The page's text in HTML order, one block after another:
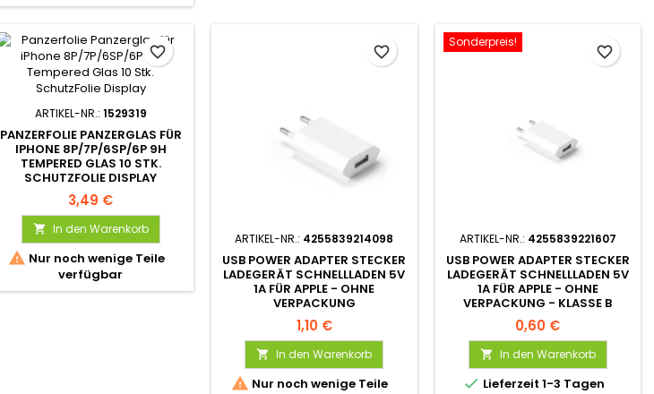
ARTIKEL-NR.: 1529319
PANZERFOLIE PANZERGLAS FÜR
IPHONE 8P/7P/6SP/6P 9H
TEMPERED GLAS 10 STK.
SCHUTZFOLIE DISPLAY
3,49 €
 In den Warenkorb
 Nur noch wenige Teile
verfügbar
favorite_border
ARTIKEL-NR.: 4255839214098
USB POWER ADAPTER STECKER
LADEGERÄT SCHNELLLADEN 5V
1A FÜR APPLE - OHNE
VERPACKUNG
1,10 €
 In den Warenkorb
 Nur noch wenige Teile
favorite_border
Sonderpreis!
ARTIKEL-NR.: 4255839221607
USB POWER ADAPTER STECKER
LADEGERÄT SCHNELLLADEN 5V
1A FÜR APPLE - OHNE
VERPACKUNG - KLASSE B
0,60 €
 In den Warenkorb
 Lieferzeit 1-3 Tagen
favorite_border